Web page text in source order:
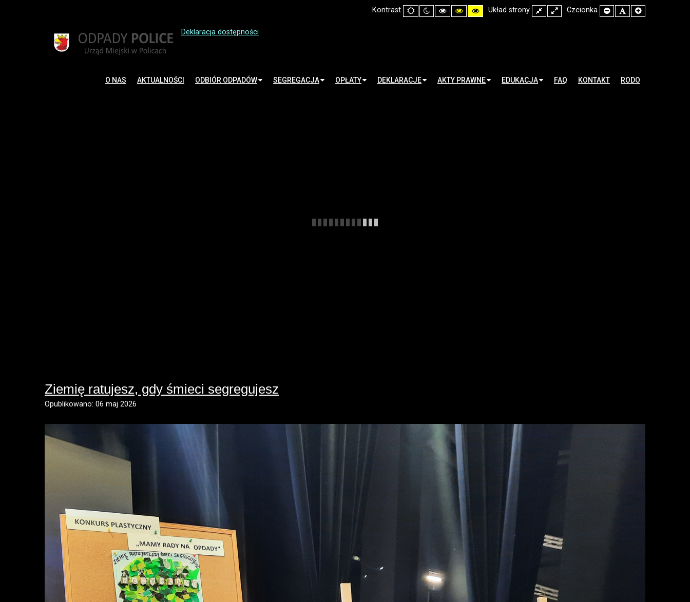
Kontrast
Default
mode
Night
mode
High
Contrast
High
Contrast
High
Contrast
Układ strony
Fixed
layout
Wide
layout
Czcionka
Set
Smaller
Set
Default
Set
Larger
Deklaracja dostępności
O NAS AKTUALNOŚCI ODBIÓR ODPADÓW SEGREGACJA OPŁATY DEKLARACJE AKTY PRAWNE EDUKACJA FAQ KONTAKT RODO
Ziemię ratujesz, gdy śmieci segregujesz
Opublikowano: 06 maj 2026